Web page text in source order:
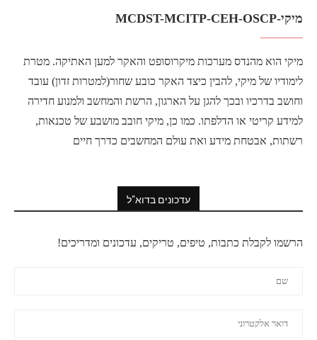
מיקי-MCDST-MCITP-CEH-OSCP
מיקי הוא מהנדס מערכות מיקרוסופט והאקר למען האתיקה. מטרת
לימודיו של מיקי, להבין כיצד האקר כובע שחור(למטרות זדון) עובד
וחושב בדרכיו ובכך להגן על הארגון, הרשת והמחשב ולמנוע חדירה
למידע קריטי או הדלפתו. כמו כן, מיקי חובב מושבע של טכנאות,
רשתות, אבטחת מידע ואת עולם המחשבים כדרך חיים
עדכונים בדוא"ל
הרשמו לקבלת כתבות, טיפים, טריקים, עדכונים ומדריכים!